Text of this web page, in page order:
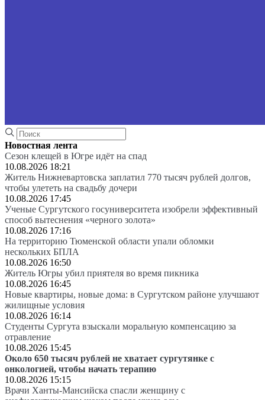
Новостная лента
Сезон клещей в Югре идёт на спад
10.08.2026 18:21
Житель Нижневартовска заплатил 770 тысяч рублей долгов,
чтобы улететь на свадьбу дочери
10.08.2026 17:45
Ученые Сургутского госуниверситета изобрели эффективный
способ вытеснения «черного золота»
10.08.2026 17:16
На территорию Тюменской области упали обломки
нескольких БПЛА
10.08.2026 16:50
Житель Югры убил приятеля во время пикника
10.08.2026 16:45
Новые квартиры, новые дома: в Сургутском районе улучшают
жилищные условия
10.08.2026 16:14
Студенты Сургута взыскали моральную компенсацию за
отравление
10.08.2026 15:45
Около 650 тысяч рублей не хватает сургутянке с
онкологией, чтобы начать терапию
10.08.2026 15:15
Врачи Ханты-Мансийска спасли женщину с